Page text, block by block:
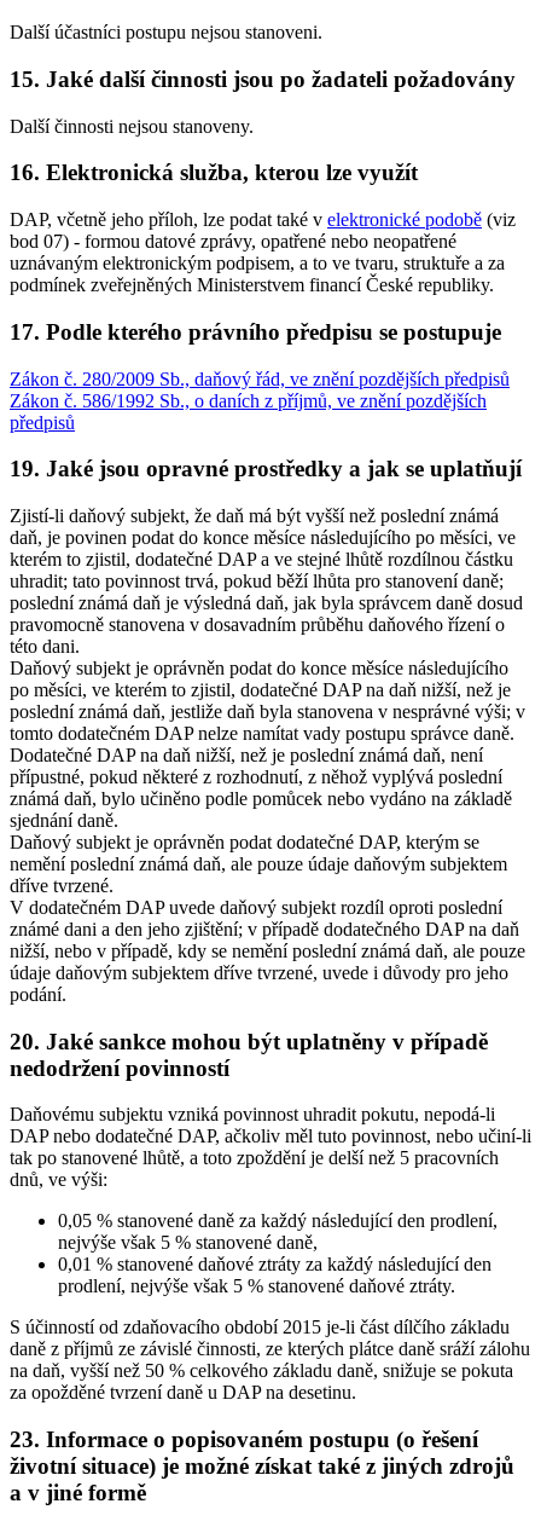
Další účastníci postupu nejsou stanoveni.
15. Jaké další činnosti jsou po žadateli požadovány
Další činnosti nejsou stanoveny.
16. Elektronická služba, kterou lze využít
DAP, včetně jeho příloh, lze podat také v elektronické podobě (viz
bod 07) - formou datové zprávy, opatřené nebo neopatřené
uznávaným elektronickým podpisem, a to ve tvaru, struktuře a za
podmínek zveřejněných Ministerstvem financí České republiky.
17. Podle kterého právního předpisu se postupuje
Zákon č. 280/2009 Sb., daňový řád, ve znění pozdějších předpisů
Zákon č. 586/1992 Sb., o daních z příjmů, ve znění pozdějších
předpisů
19. Jaké jsou opravné prostředky a jak se uplatňují
Zjistí-li daňový subjekt, že daň má být vyšší než poslední známá
daň, je povinen podat do konce měsíce následujícího po měsíci, ve
kterém to zjistil, dodatečné DAP a ve stejné lhůtě rozdílnou částku
uhradit; tato povinnost trvá, pokud běží lhůta pro stanovení daně;
poslední známá daň je výsledná daň, jak byla správcem daně dosud
pravomocně stanovena v dosavadním průběhu daňového řízení o
této dani.
Daňový subjekt je oprávněn podat do konce měsíce následujícího
po měsíci, ve kterém to zjistil, dodatečné DAP na daň nižší, než je
poslední známá daň, jestliže daň byla stanovena v nesprávné výši; v
tomto dodatečném DAP nelze namítat vady postupu správce daně.
Dodatečné DAP na daň nižší, než je poslední známá daň, není
přípustné, pokud některé z rozhodnutí, z něhož vyplývá poslední
známá daň, bylo učiněno podle pomůcek nebo vydáno na základě
sjednání daně.
Daňový subjekt je oprávněn podat dodatečné DAP, kterým se
nemění poslední známá daň, ale pouze údaje daňovým subjektem
dříve tvrzené.
V dodatečném DAP uvede daňový subjekt rozdíl oproti poslední
známé dani a den jeho zjištění; v případě dodatečného DAP na daň
nižší, nebo v případě, kdy se nemění poslední známá daň, ale pouze
údaje daňovým subjektem dříve tvrzené, uvede i důvody pro jeho
podání.
20. Jaké sankce mohou být uplatněny v případě
nedodržení povinností
Daňovému subjektu vzniká povinnost uhradit pokutu, nepodá-li
DAP nebo dodatečné DAP, ačkoliv měl tuto povinnost, nebo učiní-li
tak po stanovené lhůtě, a toto zpoždění je delší než 5 pracovních
dnů, ve výši:
0,05 % stanovené daně za každý následující den prodlení,
nejvýše však 5 % stanovené daně,
0,01 % stanovené daňové ztráty za každý následující den
prodlení, nejvýše však 5 % stanovené daňové ztráty.
S účinností od zdaňovacího období 2015 je-li část dílčího základu
daně z příjmů ze závislé činnosti, ze kterých plátce daně sráží zálohu
na daň, vyšší než 50 % celkového základu daně, snižuje se pokuta
za opožděné tvrzení daně u DAP na desetinu.
23. Informace o popisovaném postupu (o řešení
životní situace) je možné získat také z jiných zdrojů
a v jiné formě